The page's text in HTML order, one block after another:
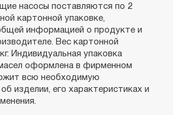
насосы поставляются по 2
картонной упаковке,
информацией о продукте и
Вес картонной
Индивидуальная упаковка
оформлена в фирменном
всю необходимую
изделии, его характеристиках и